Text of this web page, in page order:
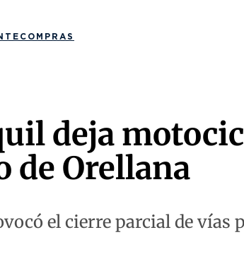
COMPRAS
deja
de Orellana
el cierre parcial de vías